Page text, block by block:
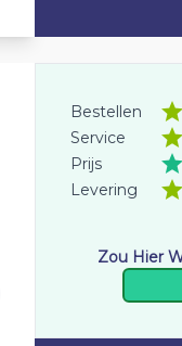
Bestellen
Service
Prijs
Levering
Zou Hier